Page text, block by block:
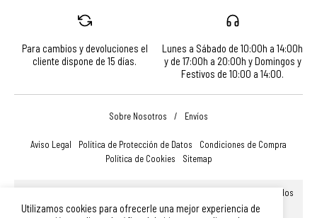
Utilizamos cookies para ofrecerle una mejor experiencia de
Para cambios y devoluciones el
cliente dispone de 15 días.
Lunes a Sábado de 10:00h a 14:00h
y de 17:00h a 20:00h y Domingos y
Festivos de 10:00 a 14:00.
Sobre Nosotros / Envíos
Aviso Legal Política de Protección de Datos
Condiciones de Compra
Política de Cookies
Sitemap
© Turismo, Comercio y Promoción Económica de Salamanca, S.A.U. Todos
los derechos reservados.
Plaza Mayor 14, 37002, Salamanca (España) |Teléfono: 923 366 756